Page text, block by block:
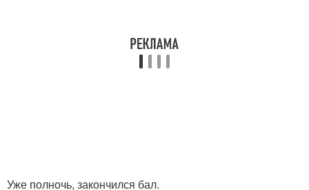
Уже полночь, закончился бал.